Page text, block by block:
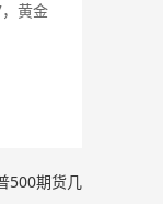
黄金
500期货几